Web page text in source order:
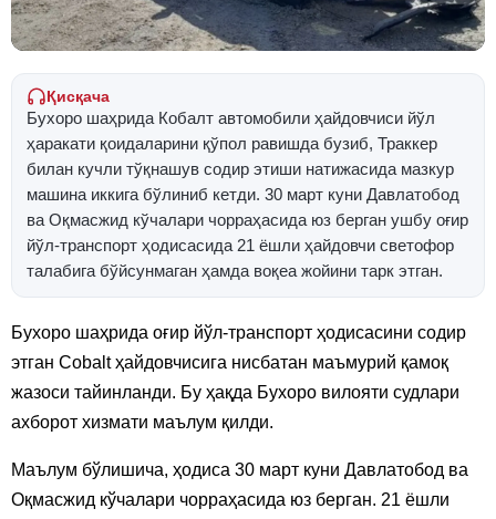
Қисқача
Бухоро шаҳрида Кобалт автомобили ҳайдовчиси йўл
ҳаракати қоидаларини қўпол равишда бузиб, Траккер
билан кучли тўқнашув содир этиши натижасида мазкур
машина иккига бўлиниб кетди. 30 март куни Давлатобод
ва Оқмасжид кўчалари чорраҳасида юз берган ушбу оғир
йўл-транспорт ҳодисасида 21 ёшли ҳайдовчи светофор
талабига бўйсунмаган ҳамда воқеа жойини тарк этган.
Бухоро шаҳрида оғир йўл-транспорт ҳодисасини содир
этган Cobalt ҳайдовчисига нисбатан маъмурий қамоқ
жазоси тайинланди. Бу ҳақда Бухоро вилояти судлари
ахборот хизмати маълум қилди.
Маълум бўлишича, ҳодиса 30 март куни Давлатобод ва
Оқмасжид кўчалари чорраҳасида юз берган. 21 ёшли